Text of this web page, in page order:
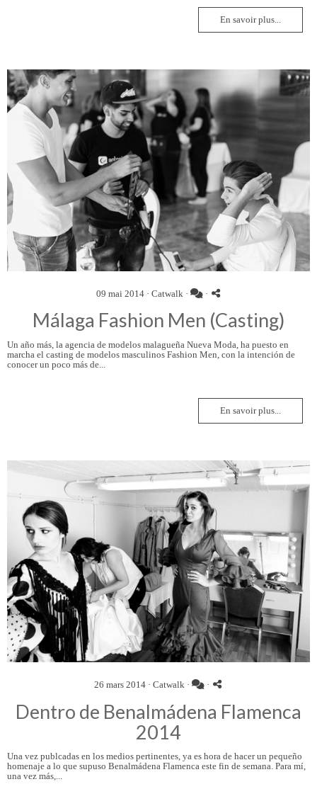
En savoir plus...
09 mai 2014 · Catwalk · ·
Málaga Fashion Men (Casting)
Un año más, la agencia de modelos malagueña Nueva Moda, ha puesto en
marcha el casting de modelos masculinos Fashion Men, con la intención de
conocer un poco más de...
En savoir plus...
26 mars 2014 · Catwalk · ·
Dentro de Benalmádena Flamenca
2014
Una vez publcadas en los medios pertinentes, ya es hora de hacer un pequeño
homenaje a lo que supuso Benalmádena Flamenca este fin de semana. Para mí,
una vez más,...